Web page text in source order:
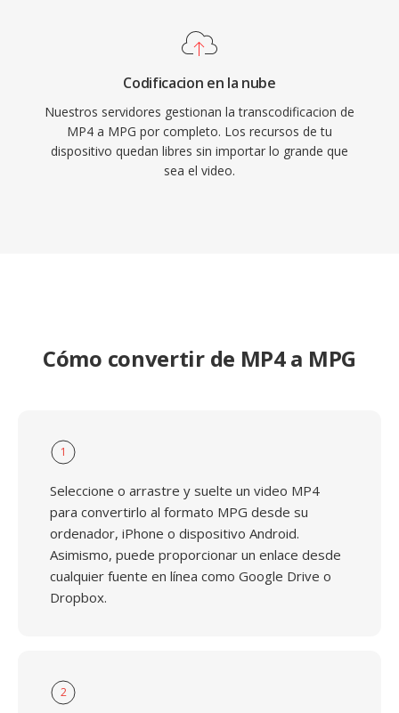
instalación de códecs adicionales. MPG sigue
encontrandose en contenido de vídeo
archivado, grabaciones de vigilancia y flujos de
trabajo de vídeo digital heredados.
Codificacion en la nube
Nuestros servidores gestionan la transcodificacion de
MP4 a MPG por completo. Los recursos de tu
dispositivo quedan libres sin importar lo grande que
sea el video.
Cómo convertir de MP4 a MPG
1
Seleccione o arrastre y suelte un video MP4
para convertirlo al formato MPG desde su
ordenador, iPhone o dispositivo Android.
Asimismo, puede proporcionar un enlace desde
cualquier fuente en línea como Google Drive o
Dropbox.
2